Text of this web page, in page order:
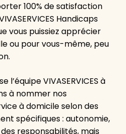
100% de satisfaction
Handicaps
vous puissiez apprécier
ou pour vous-même, peu
VIVASERVICES à
à nommer nos
à domicile selon des
spécifiques : autonomie,
responsabilités, mais